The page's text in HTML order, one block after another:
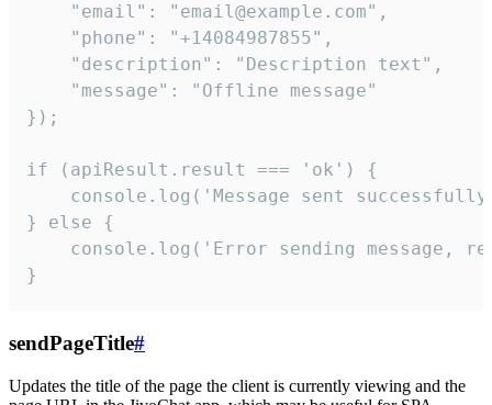
    "email": "email@example.com",
    "phone": "+14084987855",
    "description": "Description text",
    "message": "Offline message"
});
if (apiResult.result === 'ok') {
console.log('Message sent
} else {
console.log('Error sending message,
}
sendPageTitle#
Updates the title of the page the client is currently viewing and the